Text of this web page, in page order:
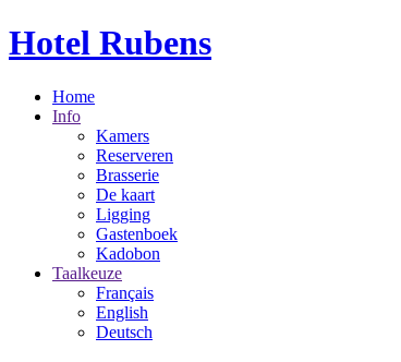
Hotel Rubens
Home
Info
Kamers
Reserveren
Brasserie
De kaart
Ligging
Gastenboek
Kadobon
Taalkeuze
Français
English
Deutsch